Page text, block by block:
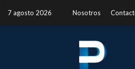
7 agosto 2026 Nosotros